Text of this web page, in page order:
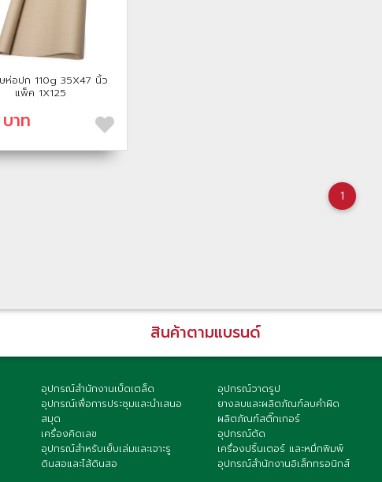
ห่อปก 110g 35X47 นิ้ว
แพ็ค 1X125
าท
1
สินค้าตามแบรนด์
อุปกรณ์สำนักงานเบ็ดเตล็ด
อุปกรณ์เพื่อการประชุมและนำเสนอ
สมุด
เครื่องคิดเลข
อุปกรณ์สำหรับเย็บเล่มและเจาะรู
ดินสอและไส้ดินสอ
อุปกรณ์วาดรูป
ยางลบและผลิตภัณฑ์ลบคำผิด
ผลิตภัณฑ์สติ๊กเกอร์
อุปกรณ์ตัด
เครื่องปริ้นเตอร์ และหมึกพิมพ์
อุปกรณ์สำนักงานอิเล็กทรอนิกส์